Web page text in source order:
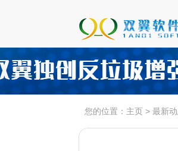
您的位置： 主页 > 最新